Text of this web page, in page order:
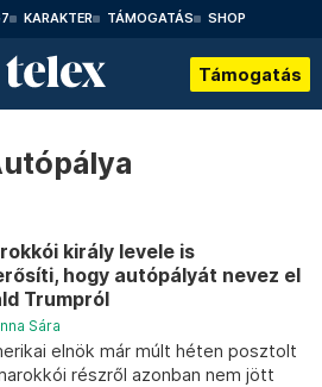
KARAKTER TÁMOGATÁS SHOP
Támogatás
király levele is
hogy autópályát nevez el
Trumpról
Sára
elnök már múlt héten posztolt
részről azonban nem jött